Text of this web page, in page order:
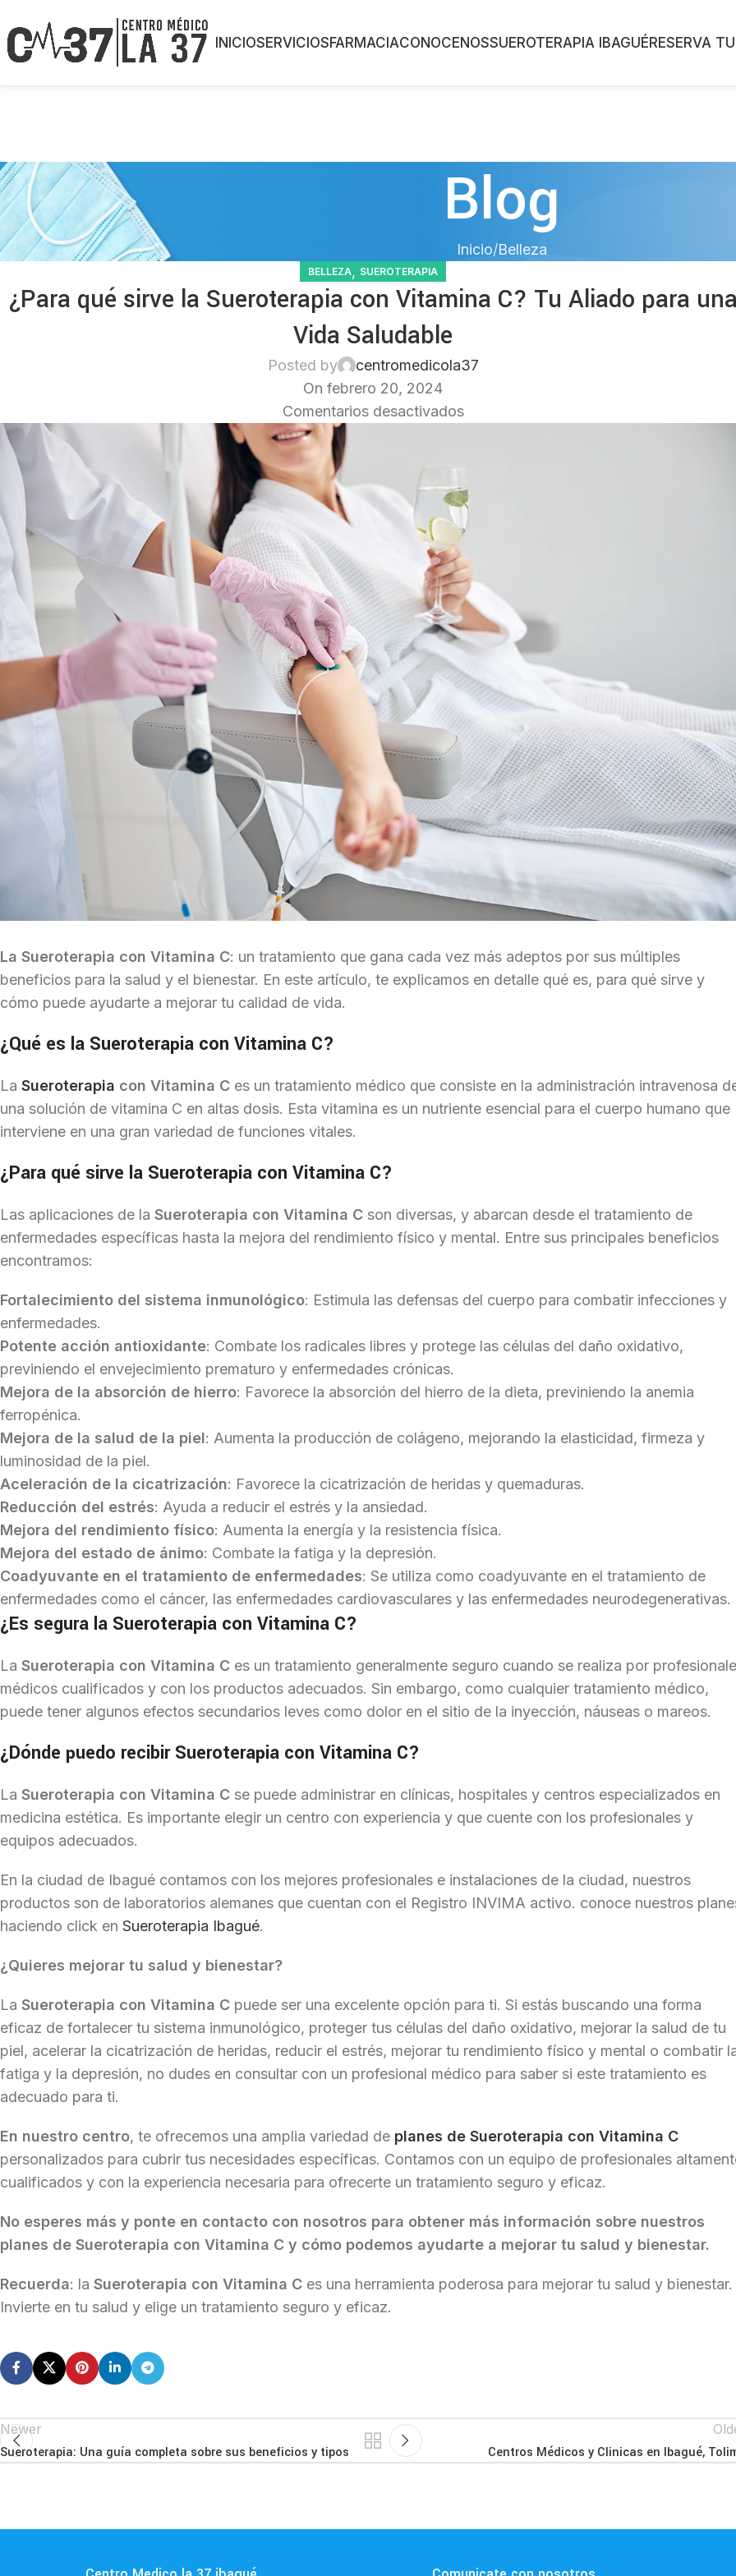
INICIOSERVICIOSFARMACIACONOCENOSSUEROTERAPIA IBAGUÉRESERVA
Blog
Inicio Belleza
BELLEZA, SUEROTERAPIA
¿Para qué sirve la Sueroterapia con Vitamina C? Tu Aliado para
Vida Saludable
Posted by
centromedicola37
On febrero 20, 2024
Comentarios desactivados
La Sueroterapia con Vitamina C: un tratamiento que gana cada vez más adeptos por sus múltiples
beneficios para la salud y el bienestar. En este artículo, te explicamos en detalle qué es, para qué sirve y
cómo puede ayudarte a mejorar tu calidad de vida.
¿Qué es la Sueroterapia con Vitamina C?
La Sueroterapia con Vitamina C es un tratamiento médico que consiste en la administración intravenosa
una solución de vitamina C en altas dosis. Esta vitamina es un nutriente esencial para el cuerpo humano que
interviene en una gran variedad de funciones vitales.
¿Para qué sirve la Sueroterapia con Vitamina C?
Las aplicaciones de la Sueroterapia con Vitamina C son diversas, y abarcan desde el tratamiento de
enfermedades específicas hasta la mejora del rendimiento físico y mental. Entre sus principales beneficios
encontramos:
Fortalecimiento del sistema inmunológico: Estimula las defensas del cuerpo para combatir infecciones y
enfermedades.
Potente acción antioxidante: Combate los radicales libres y protege las células del daño oxidativo,
previniendo el envejecimiento prematuro y enfermedades crónicas.
Mejora de la absorción de hierro: Favorece la absorción del hierro de la dieta, previniendo la anemia
ferropénica.
Mejora de la salud de la piel: Aumenta la producción de colágeno, mejorando la elasticidad, firmeza y
luminosidad de la piel.
Aceleración de la cicatrización: Favorece la cicatrización de heridas y quemaduras.
Reducción del estrés: Ayuda a reducir el estrés y la ansiedad.
Mejora del rendimiento físico: Aumenta la energía y la resistencia física.
Mejora del estado de ánimo: Combate la fatiga y la depresión.
Coadyuvante en el tratamiento de enfermedades: Se utiliza como coadyuvante en el tratamiento de
enfermedades como el cáncer, las enfermedades cardiovasculares y las enfermedades neurodegenerativas.
¿Es segura la Sueroterapia con Vitamina C?
La Sueroterapia con Vitamina C es un tratamiento generalmente seguro cuando se realiza por
médicos cualificados y con los productos adecuados. Sin embargo, como cualquier tratamiento médico,
puede tener algunos efectos secundarios leves como dolor en el sitio de la inyección, náuseas o mareos.
¿Dónde puedo recibir Sueroterapia con Vitamina C?
La Sueroterapia con Vitamina C se puede administrar en clínicas, hospitales y centros especializados en
medicina estética. Es importante elegir un centro con experiencia y que cuente con los profesionales y
equipos adecuados.
En la ciudad de Ibagué contamos con los mejores profesionales e instalaciones de la ciudad, nuestros
productos son de laboratorios alemanes que cuentan con el Registro INVIMA activo. conoce nuestros
haciendo click en Sueroterapia Ibagué.
¿Quieres mejorar tu salud y bienestar?
La Sueroterapia con Vitamina C puede ser una excelente opción para ti. Si estás buscando una forma
eficaz de fortalecer tu sistema inmunológico, proteger tus células del daño oxidativo, mejorar la salud de tu
piel, acelerar la cicatrización de heridas, reducir el estrés, mejorar tu rendimiento físico y mental o combatir
fatiga y la depresión, no dudes en consultar con un profesional médico para saber si este tratamiento es
adecuado para ti.
En nuestro centro, te ofrecemos una amplia variedad de planes de Sueroterapia con Vitamina C
personalizados para cubrir tus necesidades específicas. Contamos con un equipo de profesionales
cualificados y con la experiencia necesaria para ofrecerte un tratamiento seguro y eficaz.
No esperes más y ponte en contacto con nosotros para obtener más información sobre nuestros
planes de Sueroterapia con Vitamina C y cómo podemos ayudarte a mejorar tu salud y bienestar.
Recuerda: la Sueroterapia con Vitamina C es una herramienta poderosa para mejorar tu salud y bienestar.
Invierte en tu salud y elige un tratamiento seguro y eficaz.
Newer
Sueroterapia: Una guía completa sobre sus beneficios y tipos Centros Médicos y Clinicas en Ibagué,